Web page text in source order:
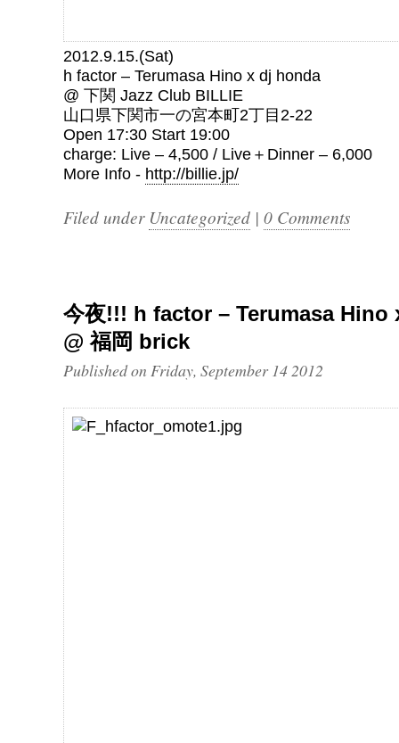
2012.9.15.(Sat)
h factor – Terumasa Hino x dj honda
@ 下関 Jazz Club BILLIE
山口県下関市一の宮本町2丁目2-22
Open 17:30 Start 19:00
charge: Live – 4,500 / Live＋Dinner – 6,000
More Info - http://billie.jp/
Filed under Uncategorized | 0 Comments
今夜!!! h factor – Terumasa Hino
@ 福岡 brick
Published on Friday, September 14 2012